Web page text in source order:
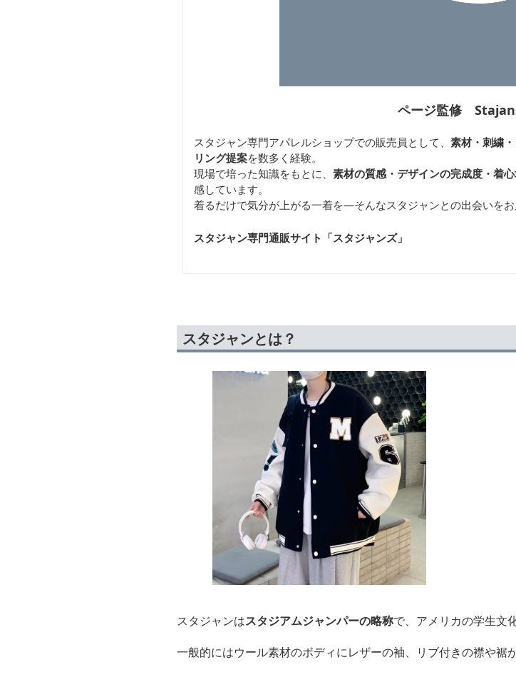
ページ監修
スタジャン専門アパレルショップでの販売員として、 素材・刺繍
リング提案を数多く経験。
現場で培った知識をもとに、 素材の質感・デザインの完成度・着
感しています。
着るだけで気分が上がる一着を—そんなスタジャンとの出会いをお
スタジャン専門通販サイト「スタジャンズ」
スタジャンとは？
スタジャンはスタジアムジャンパーの略称で、アメリカの学生文
一般的にはウール素材のボディにレザーの袖、リブ付きの襟や裾が